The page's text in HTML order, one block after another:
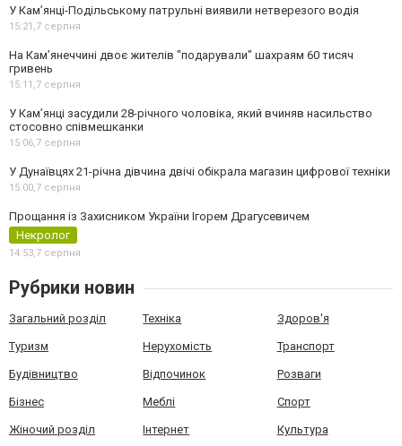
У Кам’янці-Подільському патрульні виявили нетверезого водія
15:21,7 серпня
На Камʼянеччині двоє жителів "подарували" шахраям 60 тисяч
гривень
15:11,7 серпня
У Камʼянці засудили 28-річного чоловіка, який вчиняв насильство
стосовно співмешканки
15:06,7 серпня
У Дунаївцях 21-річна дівчина двічі обікрала магазин цифрової техніки
15:00,7 серпня
Прощання із Захисником України Ігорем Драгусевичем
Некролог
14:53,7 серпня
Рубрики новин
Загальний розділ Техніка Здоров'я
Туризм Нерухомість Транспорт
Будівництво Відпочинок Розваги
Бізнес Меблі Спорт
Жіночий розділ Інтернет Культура